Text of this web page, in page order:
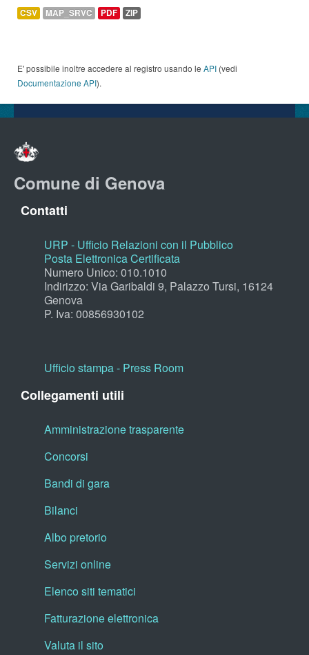
CSV MAP_SRVC PDF ZIP
E' possibile inoltre accedere al registro usando le API (vedi
Documentazione API).
Comune di Genova
Contatti
URP - Ufficio Relazioni con il Pubblico
Posta Elettronica Certificata
Numero Unico: 010.1010
Indirizzo: Via Garibaldi 9, Palazzo Tursi, 16124
Genova
P. Iva: 00856930102
Ufficio stampa - Press Room
Collegamenti utili
Amministrazione trasparente
Concorsi
Bandi di gara
Bilanci
Albo pretorio
Servizi online
Elenco siti tematici
Fatturazione elettronica
Valuta il sito